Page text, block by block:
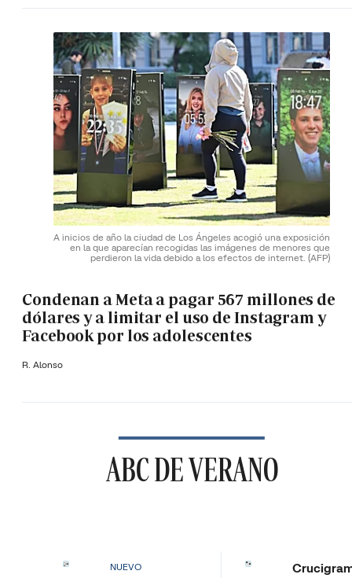
A inicios de año la ciudad de Los Ángeles acogió una exposición
en la que aparecían recogidas las imágenes de menores que
perdieron la vida debido a los efectos de internet. (AFP)
Condenan a Meta a pagar 567 millones de
dólares y a limitar el uso de Instagram y
Facebook por los adolescentes
R. Alonso
ABC DE VERANO
NUEVO